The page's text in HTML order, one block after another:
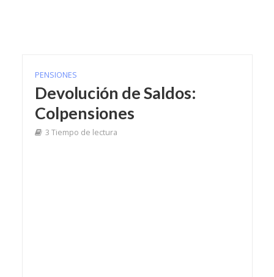
PENSIONES
Devolución de Saldos:
Colpensiones
3 Tiempo de lectura